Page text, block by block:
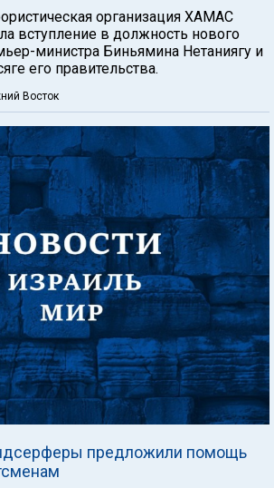
организация ХАМАС
вступление в должность нового
министра Биньямина Нетаниягу и
его правительства.
Восток
предложили помощь